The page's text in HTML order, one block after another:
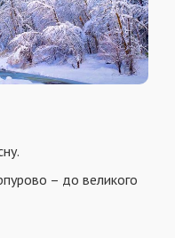
– до великого